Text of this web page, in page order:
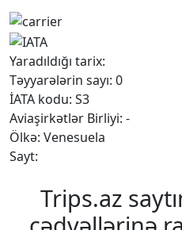
Yaradıldığı tarix:
Təyyarələrin sayı: 0
İATA kodu: S3
Aviaşirkətlər Birliyi: -
Ölkə: Venesuela
Sayt:
Trips.az